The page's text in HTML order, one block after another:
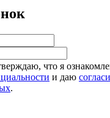
что я
и даю
.